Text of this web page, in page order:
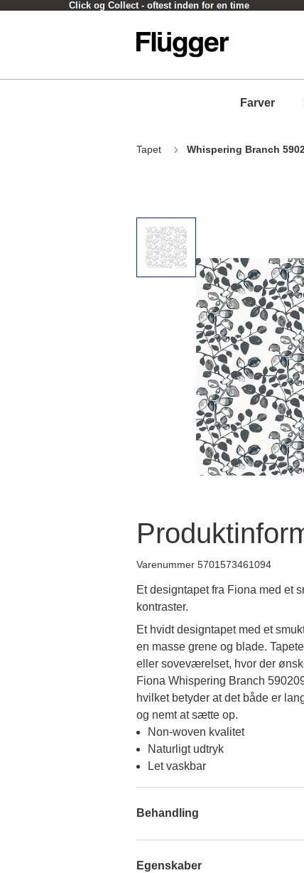
Click og Collect - oftest inden for en time
Farver
Tapet Whispering Branch
Varenummer 5701573461094
Et designtapet fra Fiona med et
kontraster.
Et hvidt designtapet med et
en masse grene og blade.
eller soveværelset, hvor der
Fiona Whispering Branch
hvilket betyder at det både er
og nemt at sætte op.
Non-woven kvalitet
Naturligt udtryk
Let vaskbar
Behandling
Egenskaber